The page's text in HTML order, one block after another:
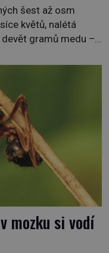
šest až osm
květů, nalétá
gramů medu –
s dalšími desítkami
jeden z
mozku si vodí